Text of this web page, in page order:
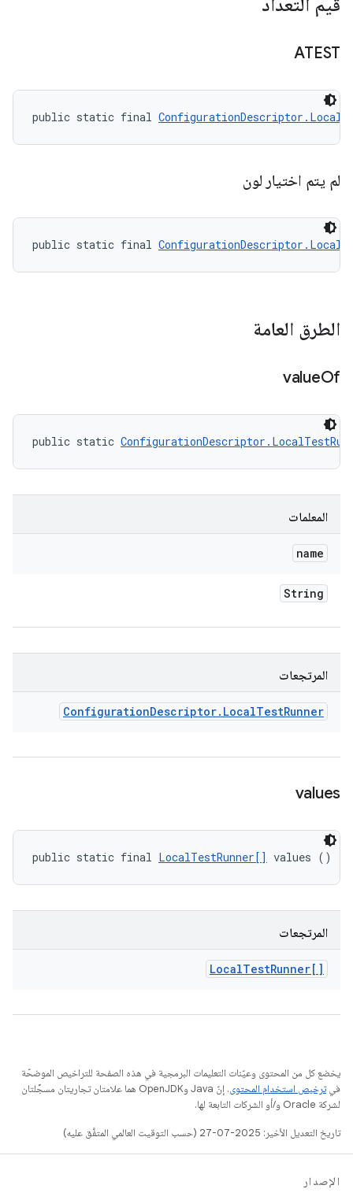
قيم التعداد
ATEST
public static final
لم يتم اختيار لون
public static final
الطرق العامة
valueOf
public static
المعلمات
name
String
المرتجعات
ConfigurationDescriptor. LocalTestRunner
values
public static final LocalTestRunner[] values ()
المرتجعات
LocalTestRunner[]
يخضع كل من المحتوى وعيّنات التعليمات البرمجية في هذه الصفحة للتراخيص الموضحّة
فيترخيص استخدام المحتوى
. إنّ Java وOpenJDK هما علامتان تجاريتان مسجَّلتان
لشركة Oracle و/أو الشركات التابعة لها.
تاريخ التعديل الأخير: 2025-07-27 (حسب التوقيت العالمي المتفَّق عليه)
الإصدار